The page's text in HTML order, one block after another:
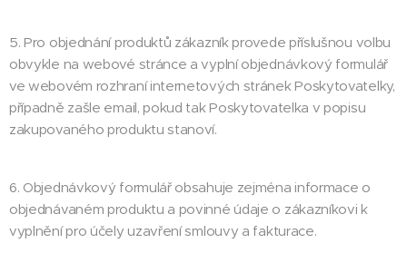
5. Pro objednání produktů zákazník provede příslušnou volbu
obvykle na webové stránce a vyplní objednávkový formulář
ve webovém rozhraní internetových stránek Poskytovatelky,
případně zašle email, pokud tak Poskytovatelka v popisu
zakupovaného produktu stanoví.
6. Objednávkový formulář obsahuje zejména informace o
objednávaném produktu a povinné údaje o zákazníkovi k
vyplnění pro účely uzavření smlouvy a fakturace.